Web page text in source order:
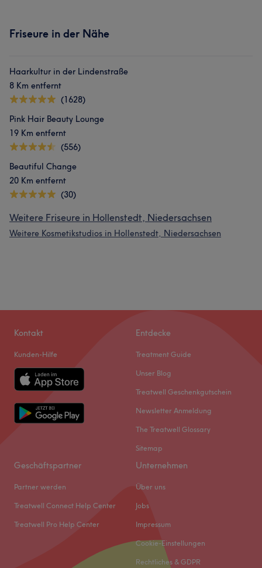
Friseure in der Nähe
Haarkultur in der Lindenstraße
8 Km entfernt
(1628)
Pink Hair Beauty Lounge
19 Km entfernt
(556)
Beautiful Change
20 Km entfernt
(30)
Weitere Friseure in Hollenstedt, Niedersachsen
Weitere Kosmetikstudios in Hollenstedt, Niedersachsen
Kontakt
Kunden-Hilfe
Entdecke
Treatment Guide
Unser Blog
Treatwell Geschenkgutschein
Newsletter Anmeldung
The Treatwell Glossary
Sitemap
Geschäftspartner
Partner werden
Treatwell Connect Help Center
Treatwell Pro Help Center
Unternehmen
Über uns
Jobs
Impressum
Cookie-Einstellungen
Rechtliches & GDPR